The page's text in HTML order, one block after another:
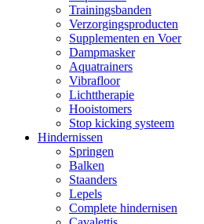
Trainingsbanden
Verzorgingsproducten
Supplementen en Voer
Dampmasker
Aquatrainers
Vibrafloor
Lichttherapie
Hooistomers
Stop kicking systeem
Hindernissen
Springen
Balken
Staanders
Lepels
Complete hindernisen